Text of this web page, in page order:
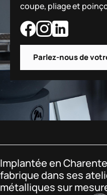
coupe, pliage et
Parlez-nous de
Implantée en
fabrique dans ses
métalliques sur